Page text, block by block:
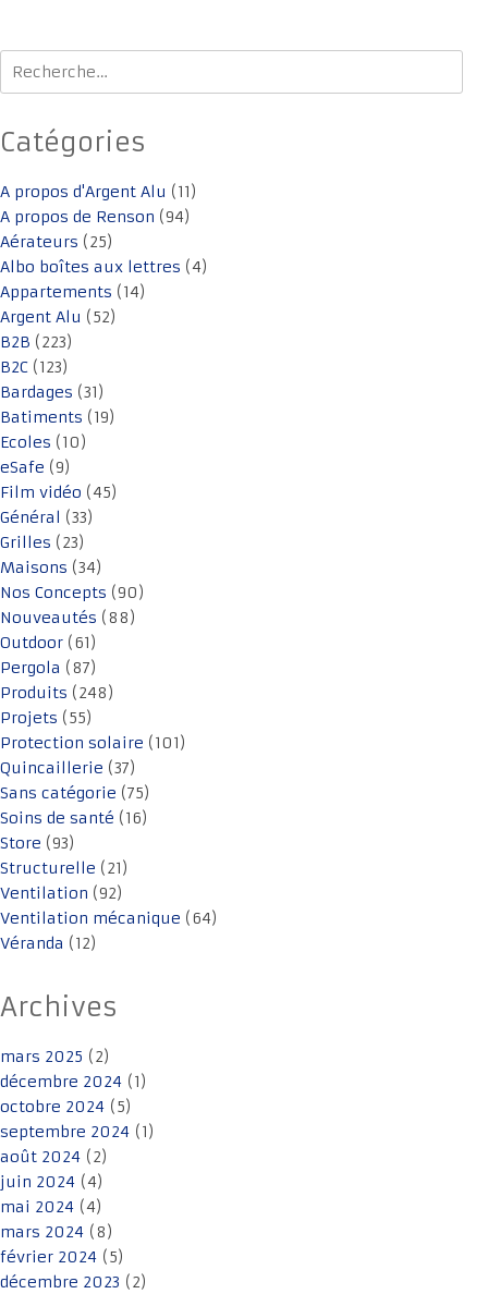
Rechercher :
Catégories
A propos d'Argent Alu (11)
A propos de Renson (94)
Aérateurs (25)
Albo boîtes aux lettres (4)
Appartements (14)
Argent Alu (52)
B2B (223)
B2C (123)
Bardages (31)
Batiments (19)
Ecoles (10)
eSafe (9)
Film vidéo (45)
Général (33)
Grilles (23)
Maisons (34)
Nos Concepts (90)
Nouveautés (88)
Outdoor (61)
Pergola (87)
Produits (248)
Projets (55)
Protection solaire (101)
Quincaillerie (37)
Sans catégorie (75)
Soins de santé (16)
Store (93)
Structurelle (21)
Ventilation (92)
Ventilation mécanique (64)
Véranda (12)
Archives
mars 2025 (2)
décembre 2024 (1)
octobre 2024 (5)
septembre 2024 (1)
août 2024 (2)
juin 2024 (4)
mai 2024 (4)
mars 2024 (8)
février 2024 (5)
décembre 2023 (2)